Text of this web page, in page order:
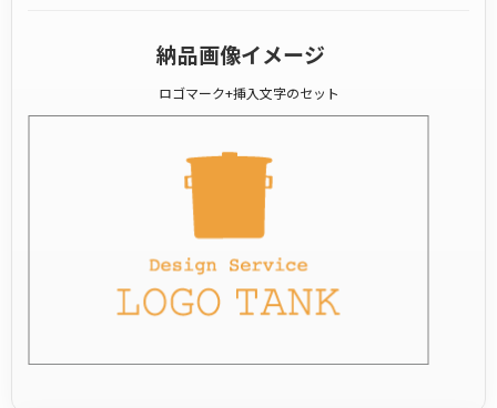
納品画像イメージ
ロゴマーク+挿入文字のセット